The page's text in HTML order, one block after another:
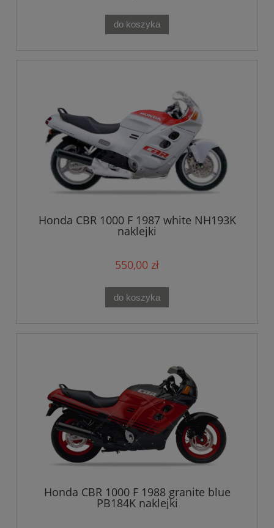
do koszyka
Honda CBR 1000 F 1987 white NH193K
naklejki
550,00 zł
do koszyka
Honda CBR 1000 F 1988 granite blue
PB184K naklejki